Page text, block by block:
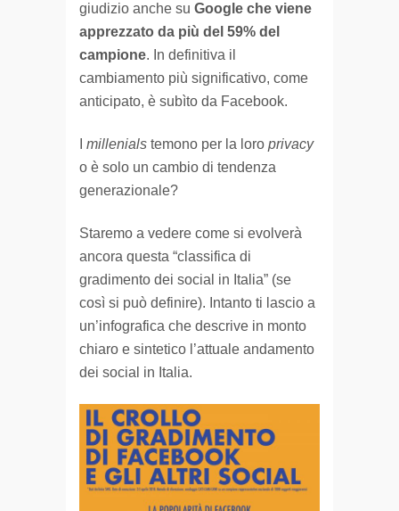
giudizio anche su Google che viene
apprezzato da più del 59% del
campione. In definitiva il
cambiamento più significativo, come
anticipato, è subìto da Facebook.
millenials temono per la loro privacy
o è solo un cambio di tendenza
generazionale?
Staremo a vedere come si evolverà
ancora questa “classifica di
gradimento dei social in Italia” (se
così si può definire). Intanto ti lascio a
un’infografica che descrive in monto
chiaro e sintetico l’attuale andamento
dei social in Italia.